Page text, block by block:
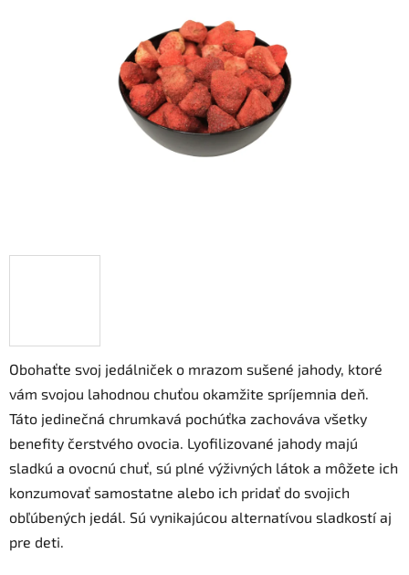
Obohaťte svoj jedálniček o mrazom sušené jahody, ktoré
vám svojou lahodnou chuťou okamžite spríjemnia deň.
Táto jedinečná chrumkavá pochúťka zachováva všetky
benefity čerstvého ovocia. Lyofilizované jahody majú
sladkú a ovocnú chuť, sú plné výživných látok a môžete ich
konzumovať samostatne alebo ich pridať do svojich
obľúbených jedál. Sú vynikajúcou alternatívou sladkostí aj
pre deti.